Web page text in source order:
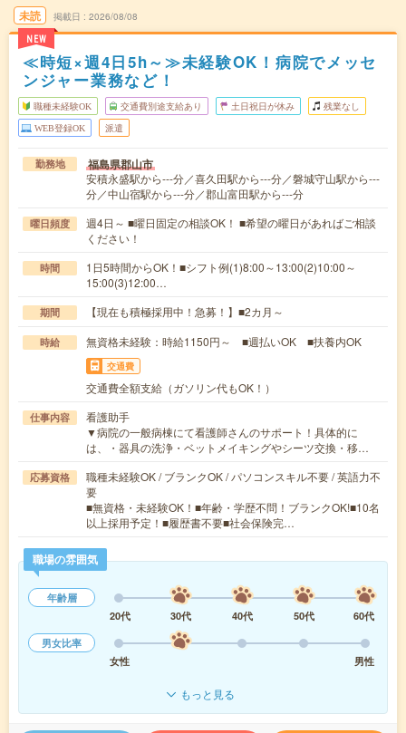
未読
NEW
掲載日 2026/08/08
≪時短×週4日5h～≫未経験OK！病院でメッセ
ンジャー業務など！
職種未経験OK 交通費別途支給あり 土日祝日が休み 残業なし
WEB登録OK 派遣
勤務地 福島県郡山市
安積永盛駅から---分／喜久田駅から---分／磐城守山駅から---
分／中山宿駅から---分／郡山富田駅から---分
曜日頻度
週4日～ ■曜日固定の相談OK！ ■希望の曜日があればご相談
ください！
時間
1日5時間からOK！■シフト例(1)8:00～13:00(2)10:00～
15:00(3)12:00…
期間 【現在も積極採用中！急募！】■2カ月～
時給 無資格未経験：時給1150円～ ■週払いOK ■扶養内OK
交通費
交通費全額支給（ガソリン代もOK！）
仕事内容
看護助手
▼病院の一般病棟にて看護師さんのサポート！具体的に
は、・器具の洗浄・ベットメイキングやシーツ交換・移…
応募資格
職種未経験OK / ブランクOK / パソコンスキル不要 / 英語力不
要
■無資格・未経験OK！■年齢・学歴不問！ブランクOK!■10名
以上採用予定！■履歴書不要■社会保険完…
職場の雰囲気
年齢層
20代
30代 40代 50代
60代
男女比率
女性
男性
もっと見る